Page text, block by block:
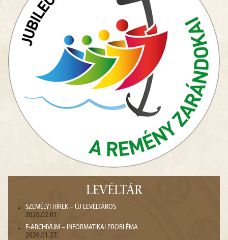
LEVÉLTÁR
SZEMÉLYI HÍREK – ÚJ LEVÉLTÁROS
2026.02.01.
E-ARCHIVUM – INFORMATIKAI PROBLÉMA
2026.01.27.